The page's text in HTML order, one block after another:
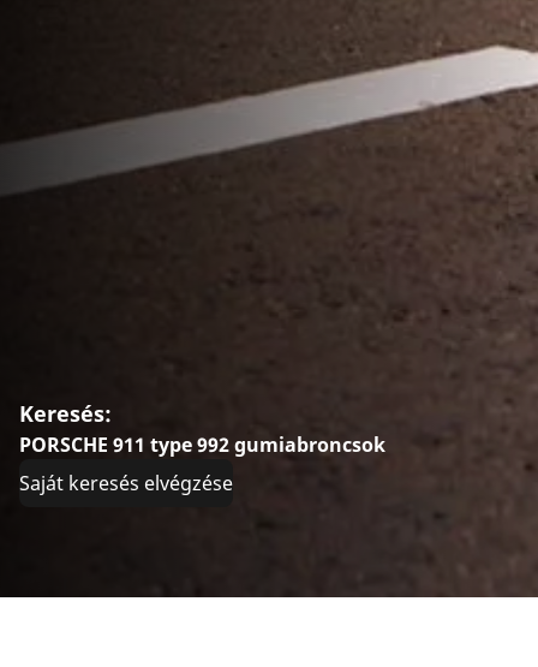
Keresés:
PORSCHE 911 type 992 gumiabroncsok
Saját keresés elvégzése